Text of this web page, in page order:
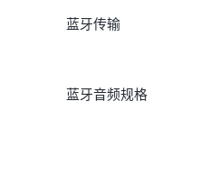
蓝牙传输
蓝牙音频规格